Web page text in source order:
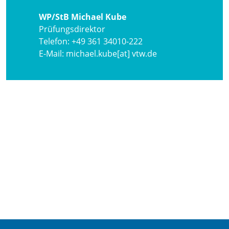
WP/StB Michael Kube
Prüfungsdirektor
Telefon: +49 361 34010-222
E-Mail: michael.kube[at] vtw.de